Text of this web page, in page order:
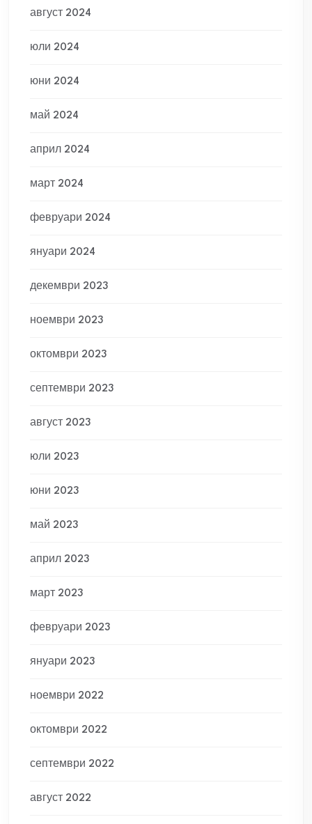
август 2024
юли 2024
юни 2024
май 2024
април 2024
март 2024
февруари 2024
януари 2024
декември 2023
ноември 2023
октомври 2023
септември 2023
август 2023
юли 2023
юни 2023
май 2023
април 2023
март 2023
февруари 2023
януари 2023
ноември 2022
октомври 2022
септември 2022
август 2022